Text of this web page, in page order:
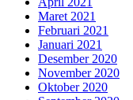
Maret 2021
Februari 2021
Januari 2021
Desember 2020
November 2020
Oktober 2020